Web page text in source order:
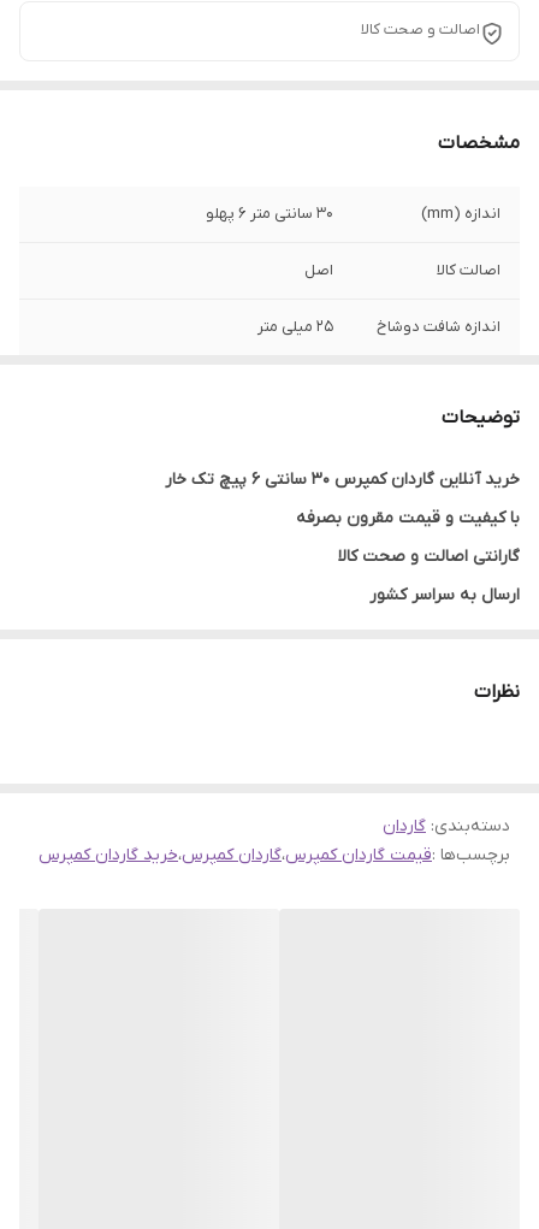
اصالت و صحت کالا
مشخصات
اندازه (mm) 30 سانتی متر 6 پهلو
اصالت کالا اصل
اندازه شافت دوشاخ 25 میلی متر
توضیحات
خرید آنلاین گاردان کمپرس 30 سانتی 6 پیچ تک خار
با کیفیت و قیمت مقرون بصرفه
گارانتی اصالت و صحت کالا
ارسال به سراسر کشور
نظرات
دسته‌بندی: گاردان
برچسب‌ها :قیمت گاردان کمپرس،گاردان کمپرس،خرید گاردان کمپرس